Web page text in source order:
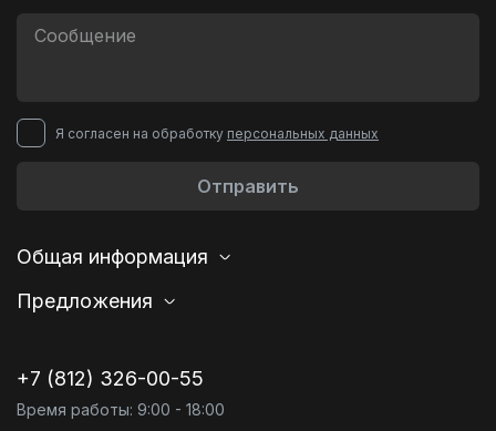
Я согласен на обработку персональных данных
Отправить
Общая информация
Предложения
+7 (812) 326-00-55
Время работы: 9:00 - 18:00